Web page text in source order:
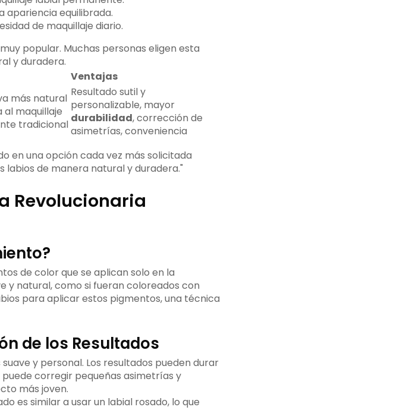
apariencia equilibrada.
de maquillaje diario.
popular. Muchas personas eligen esta
y duradera.
Ventajas
más natural
al maquillaje
tradicional
Resultado sutil y
personalizable, mayor
durabilidad, corrección de
asimetrías, conveniencia
en una opción cada vez más solicitada
labios de manera natural y duradera."
Revolucionaria
de color que se aplican solo en la
y natural, como si fueran coloreados con
para aplicar estos pigmentos, una técnica
de los Resultados
y personal. Los resultados pueden durar
corregir pequeñas asimetrías y
más joven.
es similar a usar un labial rosado, lo que